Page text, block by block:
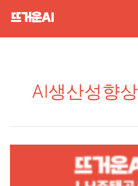
AI생산성향상